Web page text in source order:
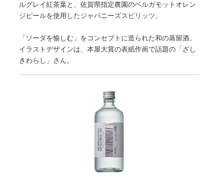
ルグレイ紅茶葉と、佐賀県指定農園のベルガモットオレン
ジピールを使用したジャパニーズスピリッツ。
「ソーダを愉しむ」をコンセプトに造られた和の蒸留酒。
イラストデザインは、本屋大賞の表紙作画で話題の「ざし
きわらし」さん。